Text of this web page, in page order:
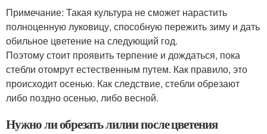
Примечание: Такая культура не сможет нарастить
полноценную луковицу, способную пережить зиму и дать
обильное цветение на следующий год.
Поэтому стоит проявить терпение и дождаться, пока
стебли отомрут естественным путем. Как правило, это
происходит осенью. Как следствие, стебли обрезают
либо поздно осенью, либо весной.
Нужно ли обрезать лилии после цветения